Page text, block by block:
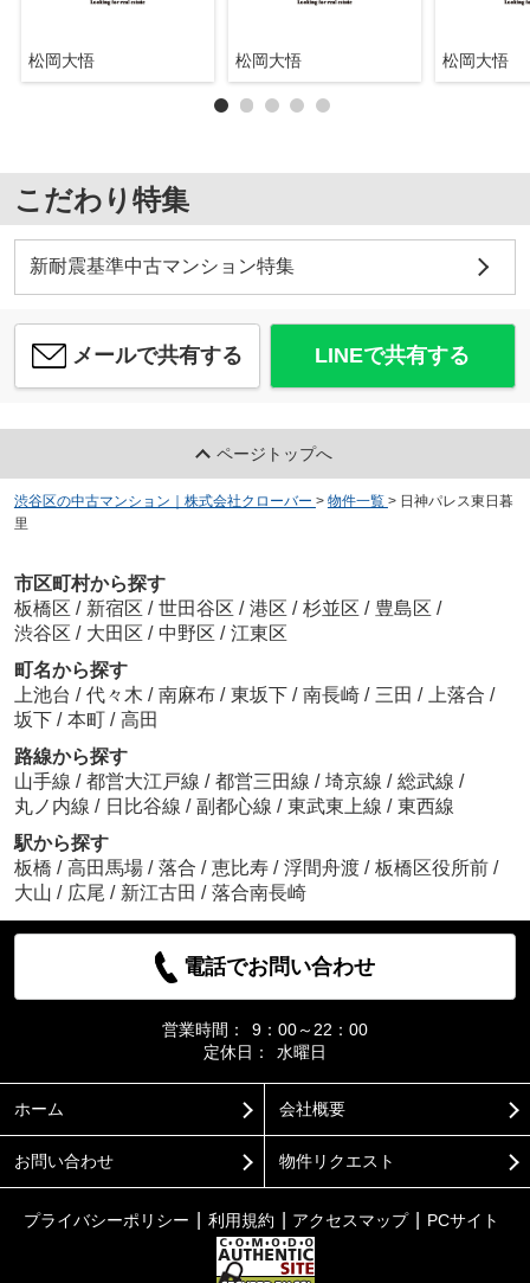
松岡大悟 松岡大悟 松岡大悟
こだわり特集
新耐震基準中古マンション特集
メールで共有する LINEで共有する
ページトップへ
渋谷区の中古マンション｜株式会社クローバー > 物件一覧 > 日神パレス東日暮
里
市区町村から探す
板橋区 / 新宿区 / 世田谷区 / 港区 / 杉並区 / 豊島区 /
渋谷区 / 大田区 / 中野区 / 江東区
町名から探す
上池台 / 代々木 / 南麻布 / 東坂下 / 南長崎 / 三田 / 上落合 /
坂下 / 本町 / 高田
路線から探す
山手線 / 都営大江戸線 / 都営三田線 / 埼京線 / 総武線 /
丸ノ内線 / 日比谷線 / 副都心線 / 東武東上線 / 東西線
駅から探す
板橋 / 高田馬場 / 落合 / 恵比寿 / 浮間舟渡 / 板橋区役所前 /
大山 / 広尾 / 新江古田 / 落合南長崎
電話でお問い合わせ
営業時間：
9：00～22：00
定休日：
水曜日
ホーム 会社概要
お問い合わせ 物件リクエスト
プライバシーポリシー 利用規約 アクセスマップ PCサイト